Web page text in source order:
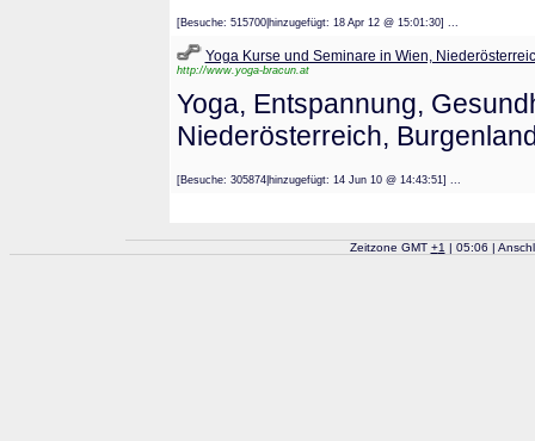
[Besuche: 515700|hinzugefügt: 18 Apr 12 @ 15:01:30] ...
Yoga Kurse und Seminare in Wien,
http://www.yoga-bracun.at
Yoga, Entspannung,
Niederösterreich,
[Besuche: 305874|hinzugefügt: 14 Jun 10 @ 14:43:51] ...
Zeitzone GMT +1 | 05:06 |